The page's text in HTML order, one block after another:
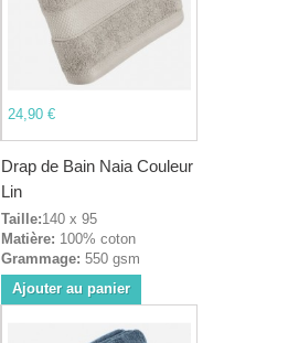
24,90 €
Drap de Bain Naia Couleur
Lin
Taille:140 x 95
Matière: 100% coton
Grammage: 550 gsm
Ajouter au panier